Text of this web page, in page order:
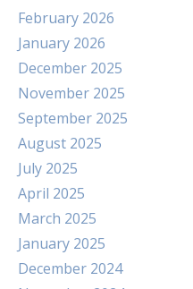
February 2026
January 2026
December 2025
November 2025
September 2025
August 2025
July 2025
April 2025
March 2025
January 2025
December 2024